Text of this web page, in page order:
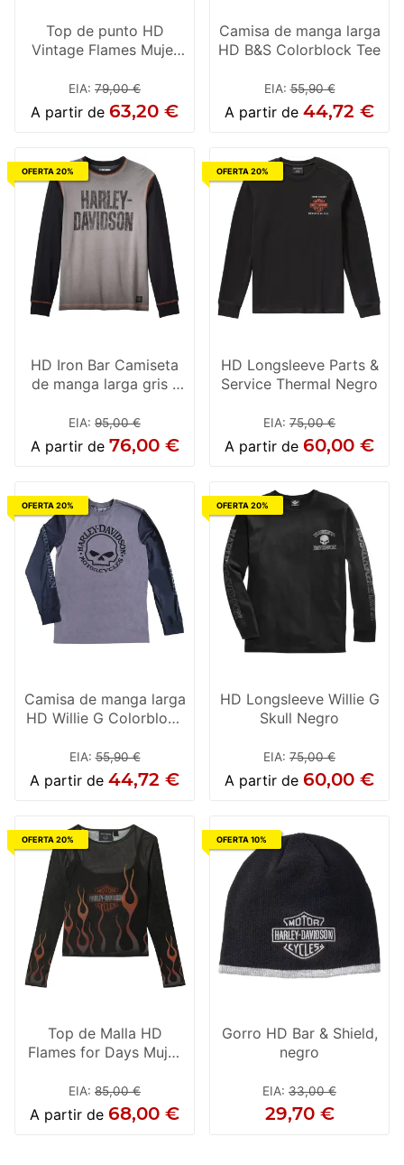
Top de punto HD
Vintage Flames Mujer
EIA: 79,00 €
A partir de 63,20 €
Camisa de manga larga
HD B&S Colorblock Tee
EIA:55,90 €
A partir de 44,72 €
OFERTA 20%
HD Iron Bar Camiseta
de manga larga gris /
EIA: 95,00 €
A partir de 76,00 €
OFERTA 20%
HD Longsleeve Parts &
Service Thermal Negro
EIA: 75,00 €
A partir de 60,00 €
OFERTA 20%
Camisa de manga larga
HD Willie G Colorblock
EIA:55,90 €
A partir de 44,72 €
OFERTA 20%
HD Longsleeve Willie G
Skull Negro
EIA: 75,00 €
A partir de 60,00 €
OFERTA 20%
Top de Malla HD
Flames for Days Mujer
EIA: 85,00 €
A partir de 68,00 €
OFERTA 10%
Gorro HD Bar & Shield,
negro
EIA: 33,00 €
29,70 €